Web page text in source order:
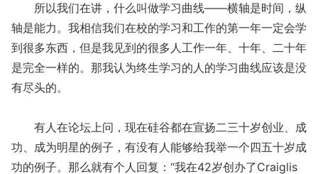
所以我们在讲，什么叫做学习曲线——横轴是时间，纵
轴是能力。我相信我们在校的学习和工作的第一年一定会学
到很多东西，但是我见到的很多人工作一年、十年、二十年
是完全一样的。那我认为终生学习的人的学习曲线应该是没
有尽头的。
有人在论坛上问，现在硅谷都在宣扬二三十岁创业、成
功、成为明星的例子，有没有人能够给我举一个四五十岁成
功的例子。那么就有个人回复：“我在42岁创办了Craiglis